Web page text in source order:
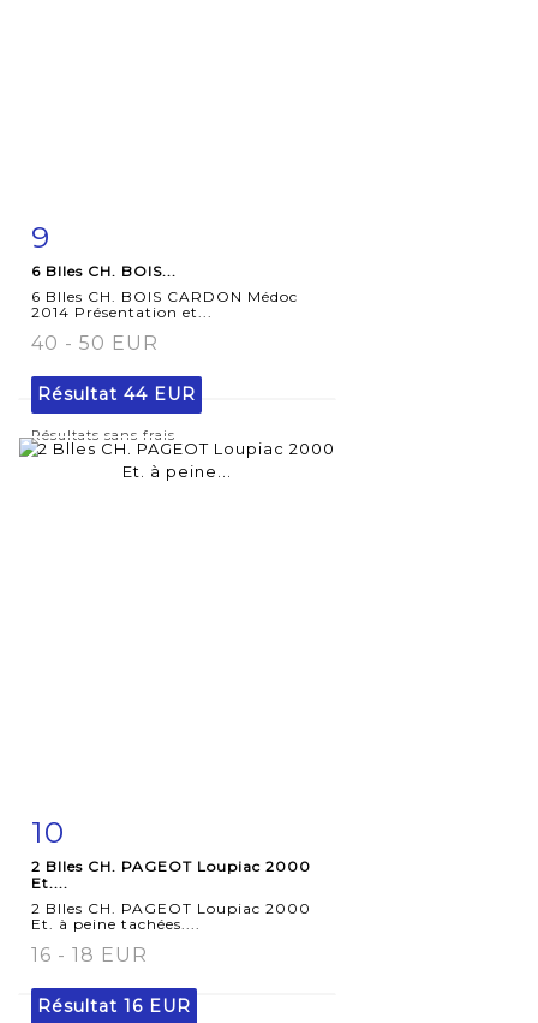
9
6 Blles CH. BOIS...
6 Blles CH. BOIS CARDON Médoc
2014 Présentation et...
40 - 50 EUR
Résultat 44 EUR
Résultats sans frais
10
2 Blles CH. PAGEOT Loupiac 2000
Et....
2 Blles CH. PAGEOT Loupiac 2000
Et. à peine tachées....
16 - 18 EUR
Résultat 16 EUR